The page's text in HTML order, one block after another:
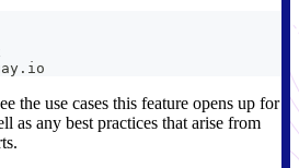
the use cases this feature opens up for
as any best practices that arise from